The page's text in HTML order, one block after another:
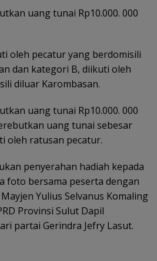
uang tunai Rp10.000. 000
oleh pecatur yang berdomisili
dan kategori B, diikuti oleh
diluar Karombasan.
uang tunai Rp10.000. 000
uang tunai sebesar
oleh ratusan pecatur.
penyerahan hadiah kepada
foto bersama peserta dengan
Yulius Selvanus Komaling
Provinsi Sulut Dapil
partai Gerindra Jefry Lasut.